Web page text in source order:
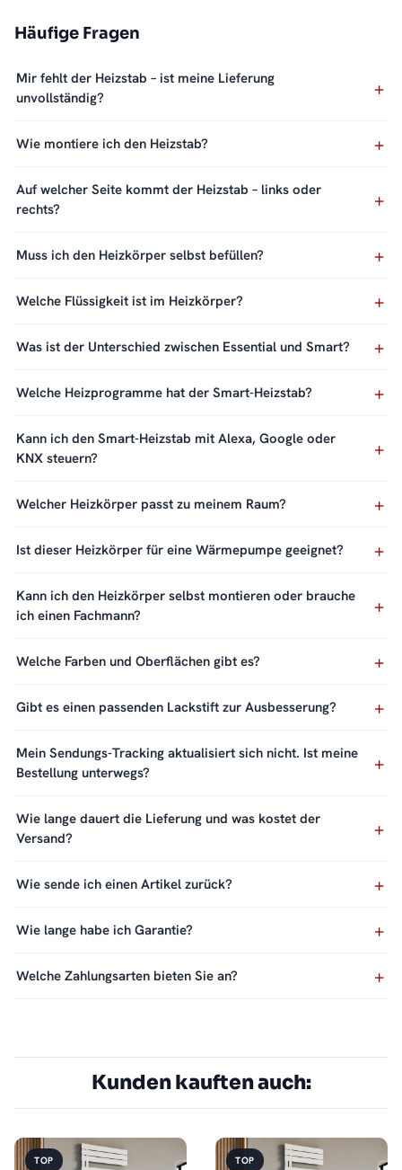
Häufige Fragen
Mir fehlt der Heizstab – ist meine Lieferung
unvollständig?
Wie montiere ich den Heizstab?
Auf welcher Seite kommt der Heizstab – links oder
rechts?
Muss ich den Heizkörper selbst befüllen?
Welche Flüssigkeit ist im Heizkörper?
Was ist der Unterschied zwischen Essential und Smart?
Welche Heizprogramme hat der Smart-Heizstab?
Kann ich den Smart-Heizstab mit Alexa, Google oder
KNX steuern?
Welcher Heizkörper passt zu meinem Raum?
Ist dieser Heizkörper für eine Wärmepumpe geeignet?
Kann ich den Heizkörper selbst montieren oder brauche
ich einen Fachmann?
Welche Farben und Oberflächen gibt es?
Gibt es einen passenden Lackstift zur Ausbesserung?
Mein Sendungs-Tracking aktualisiert sich nicht. Ist meine
Bestellung unterwegs?
Wie lange dauert die Lieferung und was kostet der
Versand?
Wie sende ich einen Artikel zurück?
Wie lange habe ich Garantie?
Welche Zahlungsarten bieten Sie an?
Kunden kauften auch:
TOP TOP